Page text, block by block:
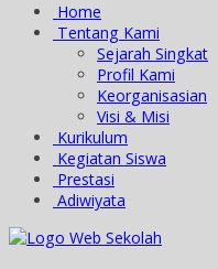
Home
Tentang Kami
Sejarah Singkat
Profil Kami
Keorganisasian
Visi & Misi
Kurikulum
Kegiatan Siswa
Prestasi
Adiwiyata